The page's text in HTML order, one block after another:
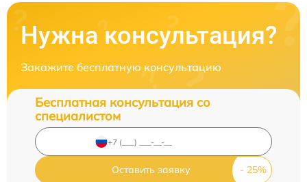
Нужна консультация?
Закажите бесплатную консультацию
Бесплатная консультация со
специалистом
Оставить заявку